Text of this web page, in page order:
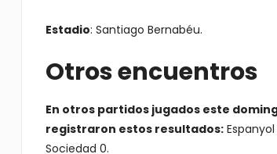
Estadio: Santiago Bernabéu.
Otros encuentros
En otros partidos jugados este
registraron estos resultados:Espanyol
Sociedad 0.